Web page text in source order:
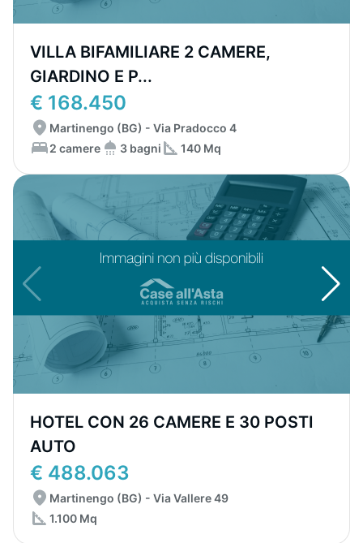
VILLA BIFAMILIARE 2 CAMERE,
GIARDINO E P...
€ 168.450
Martinengo (BG) - Via Pradocco 4
2 camere
3 bagni 140 Mq
HOTEL CON 26 CAMERE E 30 POSTI
AUTO
€ 488.063
Martinengo (BG) - Via Vallere 49
1.100 Mq